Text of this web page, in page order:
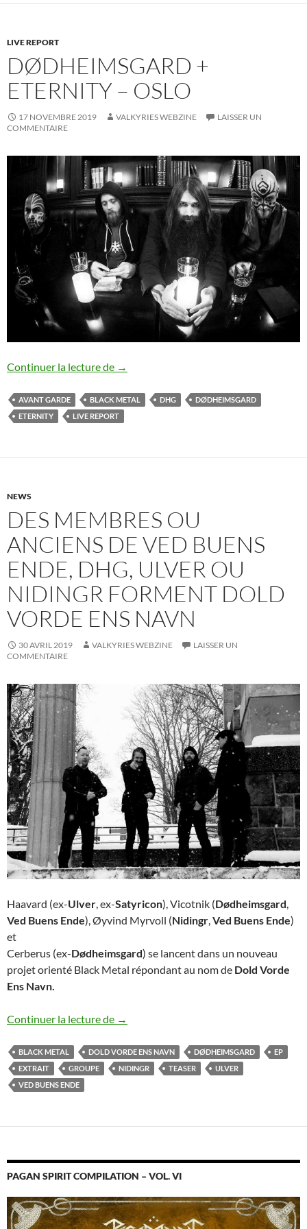
LIVE REPORT
DØDHEIMSGARD +
ETERNITY – OSLO
17 NOVEMBRE 2019 VALKYRIES WEBZINE
LAISSER UN
COMMENTAIRE
Continuer la lecture de Dødheimsgard + Eternity – Oslo
→
AVANT GARDE BLACK METAL DHG
DØDHEIMSGARD
ETERNITY
LIVE REPORT
NEWS
DES MEMBRES OU
ANCIENS DE VED BUENS
ENDE, DHG, ULVER OU
NIDINGR FORMENT DOLD
VORDE ENS NAVN
30 AVRIL 2019 VALKYRIES WEBZINE
LAISSER UN
COMMENTAIRE
Haavard (ex-Ulver, ex-Satyricon), Vicotnik (Dødheimsgard,
Ved Buens Ende), Øyvind Myrvoll (Nidingr,Ved Buens Ende)
et
Cerberus (ex-Dødheimsgard) se lancent dans un nouveau
projet orienté Black Metal répondant au nom de Dold Vorde
Ens Navn.
Continuer la lecture de Des membres ou anciens de Ved
→
BLACK METAL DOLD VORDE ENS NAVN DØDHEIMSGARD
EP
EXTRAIT
GROUPE NIDINGR TEASER
ULVER
VED BUENS ENDE
PAGAN SPIRIT COMPILATION – VOL. VI